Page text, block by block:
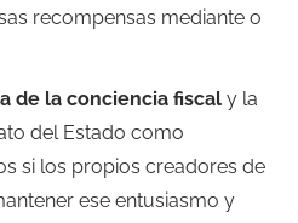
recompensas mediante o
de la conciencia fiscal y la
del Estado como
si los propios creadores de
ese entusiasmo y